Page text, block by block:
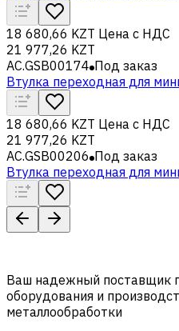
18 680,66 KZT Цена с НДС
21 977,26 KZT
AC.GSB00174 Под заказ
Втулка переходная для
18 680,66 KZT Цена с НДС
21 977,26 KZT
AC.GSB00206 Под заказ
Втулка переходная для
Ваш надежный поставщик
оборудования и
металлообработки